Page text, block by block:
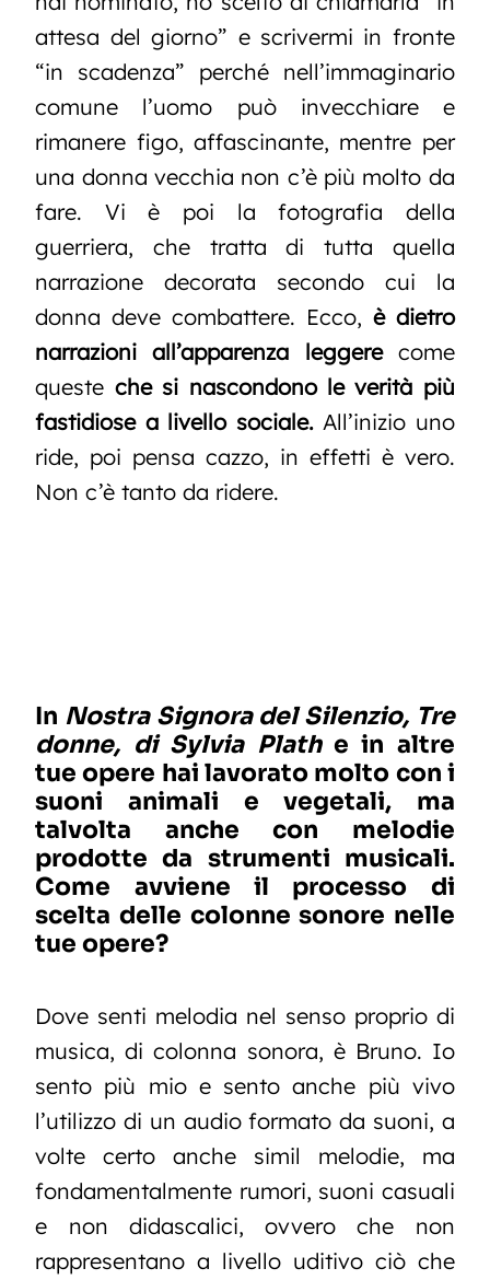
attesa del giorno” e scrivermi in fronte
“in scadenza” perché nell’immaginario
comune l’uomo può invecchiare e
rimanere figo, affascinante, mentre per
una donna vecchia non c’è più molto da
fare. Vi è poi la fotografia della
guerriera, che tratta di tutta quella
narrazione decorata secondo cui la
donna deve combattere. Ecco, è dietro
narrazioni all’apparenza leggere come
queste che si nascondono le verità più
fastidiose a livello sociale. All’inizio uno
ride, poi pensa cazzo, in effetti è vero.
Non c’è tanto da ridere.
In Nostra Signora del Silenzio, Tre
donne, di Sylvia Plathe in altre
tue opere hai lavorato molto con i
suoni animali e vegetali, ma
talvolta anche con melodie
prodotte da strumenti musicali.
Come avviene il processo di
scelta delle colonne sonore nelle
tue opere?
Dove senti melodia nel senso proprio di
musica, di colonna sonora, è Bruno. Io
sento più mio e sento anche più vivo
l’utilizzo di un audio formato da suoni, a
volte certo anche simil melodie, ma
fondamentalmente rumori, suoni casuali
e non didascalici, ovvero che non
rappresentano a livello uditivo ciò che